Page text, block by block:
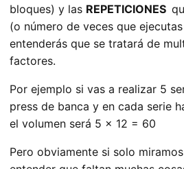
bloques) y las REPETICIONES
(o número de veces que
entenderás que se tratará de
factores.
Por ejemplo si vas a realizar 5
press de banca y en cada serie
el volumen será 5 x 12 = 60
Pero obviamente si solo